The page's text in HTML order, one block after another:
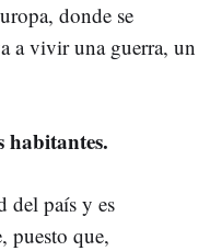
donde se
a vivir una guerra, un
habitantes.
del país y es
puesto que,